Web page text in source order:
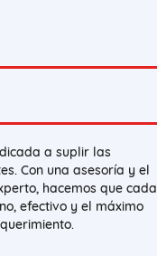
a suplir las
Con una asesoría y el
hacemos que cada
efectivo y el máximo